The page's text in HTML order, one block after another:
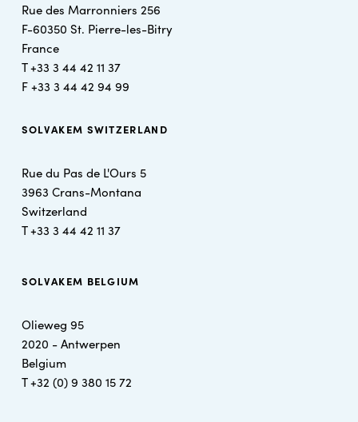
Rue des Marronniers 256
F-60350 St. Pierre-les-Bitry
France
T +33 3 44 42 11 37
F +33 3 44 42 94 99
SOLVAKEM SWITZERLAND
Rue du Pas de L'Ours 5
3963 Crans-Montana
Switzerland
T +33 3 44 42 11 37
SOLVAKEM BELGIUM
Olieweg 95
2020 - Antwerpen
Belgium
T+32 (0) 9 380 15 72